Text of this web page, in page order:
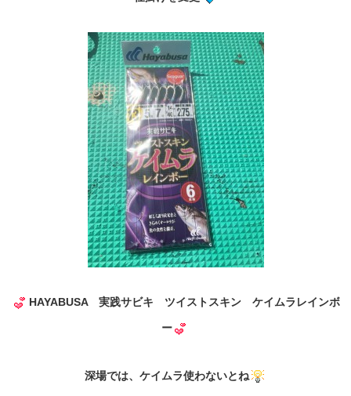
HAYABUSA 実践サビキ ツイストスキン ケイムラレインボ
ー
深場では、ケイムラ使わないとね